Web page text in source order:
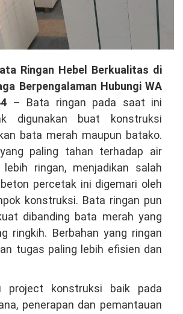
Ringan Hebel Berkualitas di
Berpengalaman Hubungi WA
– Bata ringan pada saat ini
digunakan buat konstruksi
bata merah maupun batako.
paling tahan terhadap air
ringan, menjadikan salah
percetak ini digemari oleh
konstruksi. Bata ringan pun
dibanding bata merah yang
ringkih. Berbahan yang ringan
tugas paling lebih efisien dan
project konstruksi baik pada
penerapan dan pemantauan